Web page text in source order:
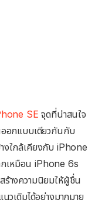
SE จุดที่น่าสนใจ
อกแบบเดียวกันกับ
ใกล้เคียงกับ iPhone
กเหมือน iPhone 6s
างความนิยมให้ผู้ชื่น
เดิมได้อย่างมากมาย